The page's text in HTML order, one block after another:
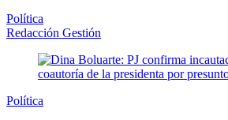
Política
Redacción Gestión
Política